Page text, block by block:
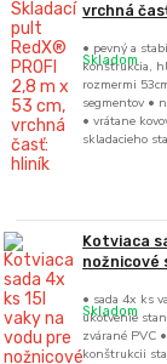
vrchná
• pevný a
konštrukcia,
rozmermi
segmentov •
• vrátane
skladacieho
Skladom
Kotviaca
nožnicové
• sada 4x ks
ukotvenie
zvárané PVC
konštrukcii
Skladom